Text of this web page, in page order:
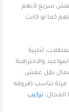
سريع لأنهم
كما لو كانت
لتلبية
والاحترافية
عمال نقل عفش.
مرنة تناسب ظروفه
المجال. تركيب